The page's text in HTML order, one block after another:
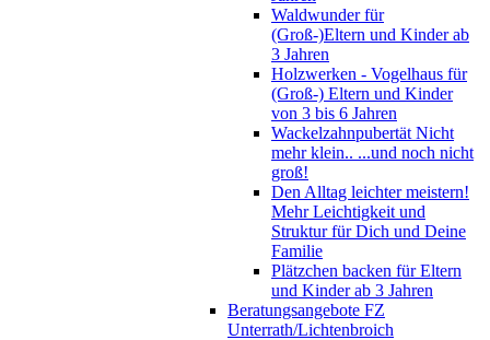
Waldwunder für
(Groß-)Eltern und Kinder ab
3 Jahren
Holzwerken - Vogelhaus für
(Groß-) Eltern und Kinder
von 3 bis 6 Jahren
Wackelzahnpubertät Nicht
mehr klein.. ...und noch nicht
groß!
Den Alltag leichter meistern!
Mehr Leichtigkeit und
Struktur für Dich und Deine
Familie
Plätzchen backen für Eltern
und Kinder ab 3 Jahren
Beratungsangebote FZ
Unterrath/Lichtenbroich